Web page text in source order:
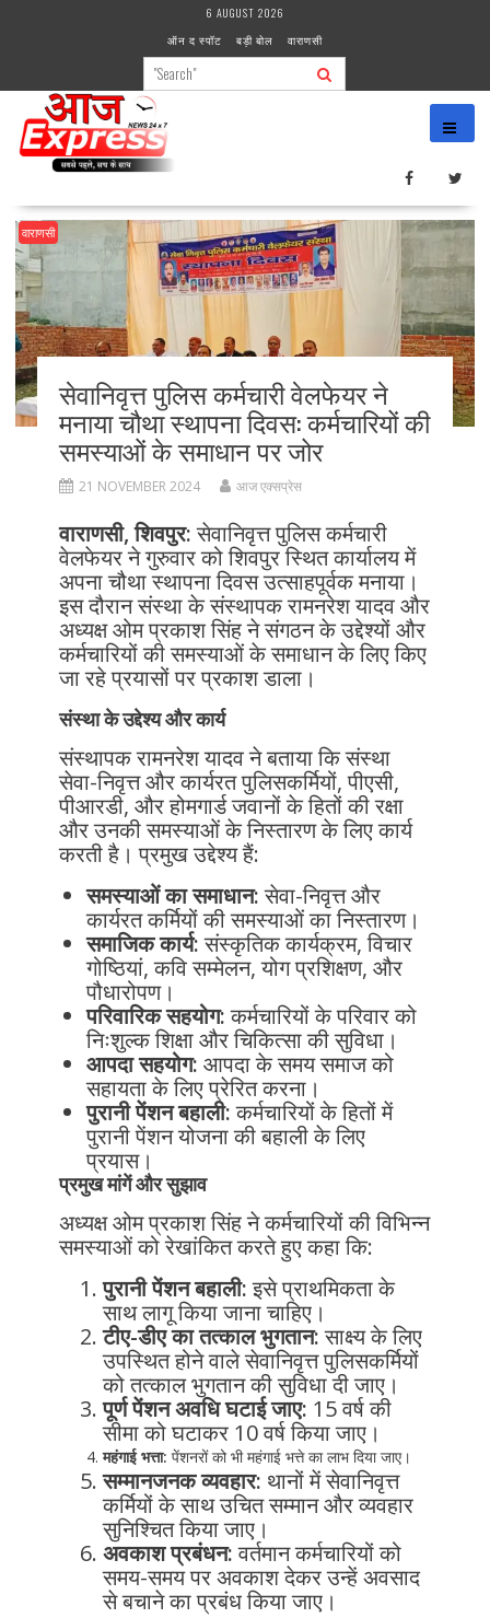
6 AUGUST 2026
ऑन द स्पॉट
बड़ी बोल वाराणसी
वाराणसी
सेवानिवृत्त पुलिस कर्मचारी वेलफेयर ने
मनाया चौथा स्थापना दिवस: कर्मचारियों की
समस्याओं के समाधान पर जोर
21 NOVEMBER 2024 आज एक्सप्रेस
वाराणसी, शिवपुर:सेवानिवृत्त पुलिस कर्मचारी
वेलफेयर ने गुरुवार को शिवपुर स्थित कार्यालय में
अपना चौथा स्थापना दिवस उत्साहपूर्वक मनाया।
इस दौरान संस्था के संस्थापक रामनरेश यादव और
अध्यक्ष ओम प्रकाश सिंह ने संगठन के उद्देश्यों और
कर्मचारियों की समस्याओं के समाधान के लिए किए
जा रहे प्रयासों पर प्रकाश डाला।
संस्था के उद्देश्य और कार्य
संस्थापक रामनरेश यादव ने बताया कि संस्था
सेवा-निवृत्त और कार्यरत पुलिसकर्मियों, पीएसी,
पीआरडी, और होमगार्ड जवानों के हितों की रक्षा
और उनकी समस्याओं के निस्तारण के लिए कार्य
करती है। प्रमुख उद्देश्य हैं:
समस्याओं का समाधान:सेवा-निवृत्त और
कार्यरत कर्मियों की समस्याओं का निस्तारण।
समाजिक कार्य:संस्कृतिक कार्यक्रम, विचार
गोष्ठियां, कवि सम्मेलन, योग प्रशिक्षण, और
पौधारोपण।
परिवारिक सहयोग:कर्मचारियों के परिवार को
निःशुल्क शिक्षा और चिकित्सा की सुविधा।
आपदा सहयोग: आपदा के समय समाज को
सहायता के लिए प्रेरित करना।
पुरानी पेंशन बहाली:कर्मचारियों के हितों में
पुरानी पेंशन योजना की बहाली के लिए
प्रयास।
प्रमुख मांगें और सुझाव
अध्यक्ष ओम प्रकाश सिंह ने कर्मचारियों की विभिन्न
समस्याओं को रेखांकित करते हुए कहा कि:
पुरानी पेंशन बहाली:इसे प्राथमिकता के
साथ लागू किया जाना चाहिए।
टीए-डीए का तत्काल भुगतान:साक्ष्य के लिए
उपस्थित होने वाले सेवानिवृत्त पुलिसकर्मियों
को तत्काल भुगतान की सुविधा दी जाए।
पूर्ण पेंशन अवधि घटाई जाए: 15 वर्ष की
सीमा को घटाकर 10 वर्ष किया जाए।
महंगाई भत्ता: पेंशनरों को भी महंगाई भत्ते का लाभ दिया जाए।
सम्मानजनक व्यवहार: थानों में सेवानिवृत्त
कर्मियों के साथ उचित सम्मान और व्यवहार
सुनिश्चित किया जाए।
अवकाश प्रबंधन:वर्तमान कर्मचारियों को
समय-समय पर अवकाश देकर उन्हें अवसाद
से बचाने का प्रबंध किया जाए।